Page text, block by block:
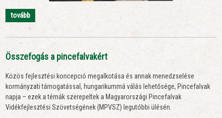
tovább
Összefogás a pincefalvakért
Közös fejlesztési koncepció megalkotása és annak menedzselése
kormányzati támogatással, hungarikummá válás lehetősége, Pincefalvak
napja – ezek a témák szerepeltek a Magyarországi Pincefalvak
Vidékfejlesztési Szövetségének (MPVSZ) legutóbbi ülésén.